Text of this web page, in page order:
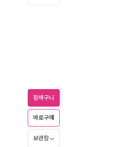
장바구니
바로구매
보관함